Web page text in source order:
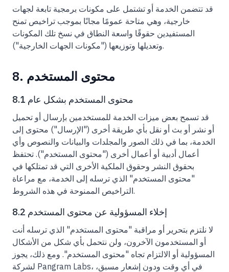
قد تتضمن الخدمة أو تشتمل على مكونات برمجية تابعة لجهات
خارجية، وهي متاحة عمومًا مجانًا بموجب تراخيص تمنح
المستفيدين حقوقًا واسعة النطاق في نسخ تلك المكونات
وتعديلها وتوزيعها ("مكونات الجهات الخارجية").
8. محتوى المستخدم
8.1 محتوى المستخدم بشكل عام
قد تسمح بعض ميزات الخدمة للمستخدمين بإرسال أو تحميل
أو نشر أو بث أو نقل بأي طريقة أخرى ("الإرسال") محتوى إلى
الخدمة، بما في ذلك الصور والمجلدات والبيانات والنصوص وأي
أعمال أدبية أو أعمال أخرى ("محتوى المستخدم"). تحتفظ
بحقوق النشر وحقوق الملكية الأخرى التي قد تمتلكها في
"محتوى المستخدم" الذي ترسله إلى الخدمة، مع مراعاة
التراخيص الممنوحة في هذه الشروط.
8.2 إخلاء المسؤولية عن محتوى المستخدم
لا نلتزم بتحرير أو مراقبة "محتوى المستخدم" الذي ترسله أنت
أو المستخدمون الآخرون، ولن نتحمل بأي شكل من الأشكال
المسؤولية أو الالتزام تجاه "محتوى المستخدم". ومع ذلك، يجوز
لشركة Pangram Labs، في أي وقت ودون إشعار مسبق،